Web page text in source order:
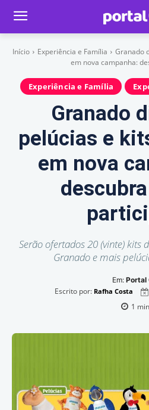
Início Experiência e Família
Granado
em nova campanha:
Experiência e Família
Granado
pelúcias e
em nova
Serão ofertados 20 (vinte) kits
Granado e mais
Em: Portal
Escrito por: Rafha Costa
1